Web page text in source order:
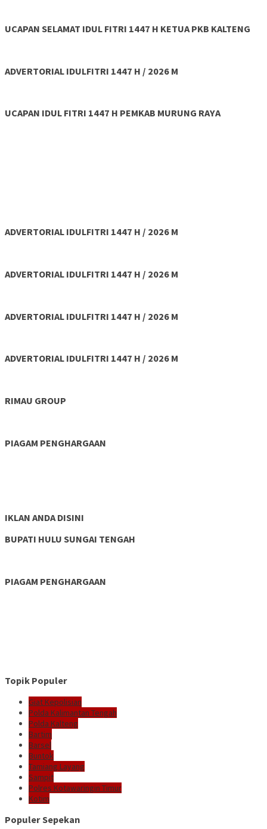
UCAPAN SELAMAT IDUL FITRI 1447 H KETUA PKB KALTENG
ADVERTORIAL IDULFITRI 1447 H / 2026 M
UCAPAN IDUL FITRI 1447 H PEMKAB MURUNG RAYA
ADVERTORIAL IDULFITRI 1447 H / 2026 M
ADVERTORIAL IDULFITRI 1447 H / 2026 M
ADVERTORIAL IDULFITRI 1447 H / 2026 M
ADVERTORIAL IDULFITRI 1447 H / 2026 M
RIMAU GROUP
PIAGAM PENGHARGAAN
IKLAN ANDA DISINI
BUPATI HULU SUNGAI TENGAH
PIAGAM PENGHARGAAN
Topik Populer
Giat Kepolisian
Polda Kalimantan Tengah
Polda Kalteng
Bartim
Barsel
Buntok
Tamiang Layang
Sampit
Polres Kotawaringin Timur
Kotim
Populer Sepekan